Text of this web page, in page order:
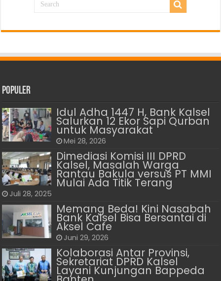
Populer
Idul Adha 1447 H, Bank Kalsel
Salurkan 12 Ekor Sapi Qurban
untuk Masyarakat
Mei 28, 2026
Dimediasi Komisi III DPRD
Kalsel, Masalah Warga
Rantau Bakula versus PT MMI
Mulai Ada Titik Terang
Juli 28, 2025
Memang Beda! Kini Nasabah
Bank Kalsel Bisa Bersantai di
Aksel Cafe
Juni 29, 2026
Kolaborasi Antar Provinsi,
Sekretariat DPRD Kalsel
Layani Kunjungan Bappeda